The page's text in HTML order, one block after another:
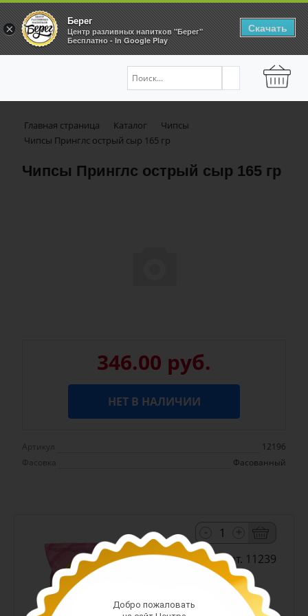
Главная страница Каталог
Чипсы
Чипсы Принглс острый сыр 165 гр
Чипсы Принглс острый сыр 165 гр
346.00 руб.
НЕТ В НАЛИЧИИ
Артикул
12196
Фасовка
Фасованный
Арт. 11239
Добро пожаловать
×
Берег
Центр разливных напитков "Берег"
Бесплатно - In Google Play
Скачать